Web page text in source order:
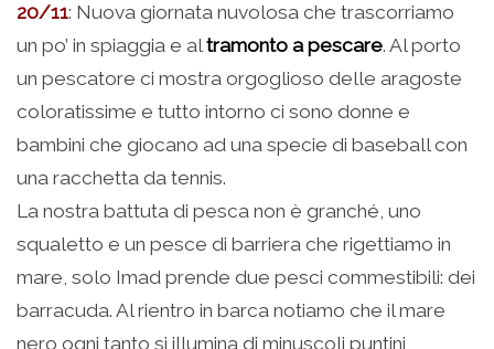
20/11: Nuova giornata nuvolosa che trascorriamo
un po’ in spiaggia e altramonto a pescare. Al porto
un pescatore ci mostra orgoglioso delle aragoste
coloratissime e tutto intorno ci sono donne e
bambini che giocano ad una specie di baseball con
una racchetta da tennis.
La nostra battuta di pesca non è granché, uno
squaletto e un pesce di barriera che rigettiamo in
mare, solo Imad prende due pesci commestibili: dei
barracuda. Al rientro in barca notiamo che il mare
nero ogni tanto si illumina di minuscoli puntini